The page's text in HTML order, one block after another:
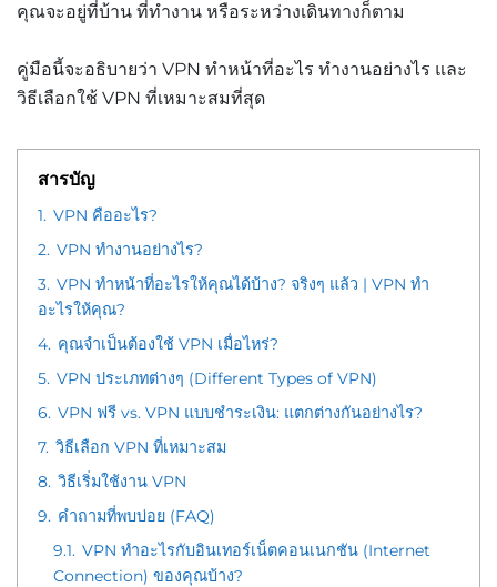
คุณจะอยู่ที่บ้าน ที่ทำงาน หรือระหว่างเดินทางก็ตาม
คู่มือนี้จะอธิบายว่า VPN ทำหน้าที่อะไร ทำงานอย่างไร และ
วิธีเลือกใช้ VPN ที่เหมาะสมที่สุด
สารบัญ
1. VPN คืออะไร?
2. VPN ทำงานอย่างไร?
3. VPN ทำหน้าที่อะไรให้คุณได้บ้าง? จริงๆ แล้ว | VPN ทำ
อะไรให้คุณ?
4. คุณจำเป็นต้องใช้ VPN เมื่อไหร่?
5. VPN ประเภทต่างๆ (Different Types of VPN)
6. VPN ฟรี vs. VPN แบบชำระเงิน: แตกต่างกันอย่างไร?
7. วิธีเลือก VPN ที่เหมาะสม
8. วิธีเริ่มใช้งาน VPN
9. คำถามที่พบบ่อย (FAQ)
9.1. VPN ทำอะไรกับอินเทอร์เน็ตคอนเนกชัน (Internet
Connection) ของคุณบ้าง?